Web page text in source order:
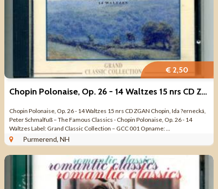
€ 2,50
Chopin Polonaise, Op. 26 - 14 Waltzes 15 nrs CD ZGAN
Chopin Polonaise, Op. 26 - 14 Waltzes 15 nrs CD ZGAN Chopin, Ida ?ernecká,
Peter Schmalfuß – The Famous Classics - Chopin Polonaise, Op. 26 - 14
Waltzes Label: Grand Classic Collection – GCC 001 Opname: ...
Purmerend, NH